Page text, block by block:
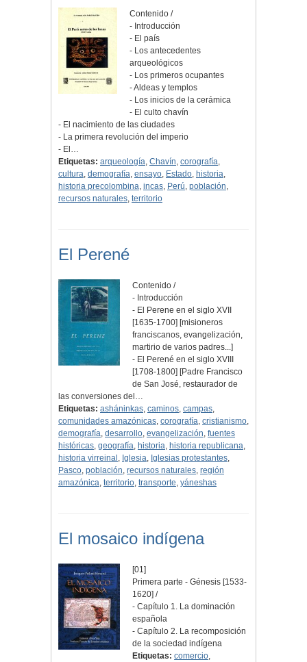
Contenido /
- Introducción
- El país
- Los antecedentes
arqueológicos
- Los primeros ocupantes
- Aldeas y templos
- Los inicios de la cerámica
- El culto chavín
- El nacimiento de las ciudades
- La primera revolución del imperio
- El…
Etiquetas: arqueología, Chavín, corografía,
cultura, demografía, ensayo, Estado, historia,
historia precolombina, incas, Perú, población,
recursos naturales, territorio
El Perené
Contenido /
- Introducción
- El Perene en el siglo XVII
[1635-1700] [misioneros
franciscanos, evangelización,
martirio de varios padres...]
- El Perené en el siglo XVIII
[1708-1800] [Padre Francisco
de San José, restaurador de
las conversiones del…
Etiquetas: asháninkas, caminos, campas,
comunidades amazónicas, corografía, cristianismo,
demografía, desarrollo, evangelización, fuentes
históricas, geografía, historia, historia republicana,
historia virreinal , Iglesia, Iglesias protestantes,
Pasco, población, recursos naturales, región
amazónica, territorio, transporte, yáneshas
El mosaico indígena
[01]
Primera parte - Génesis [1533-
1620] /
- Capítulo 1. La dominación
española
- Capítulo 2. La recomposición
de la sociedad indígena
Etiquetas: comercio,